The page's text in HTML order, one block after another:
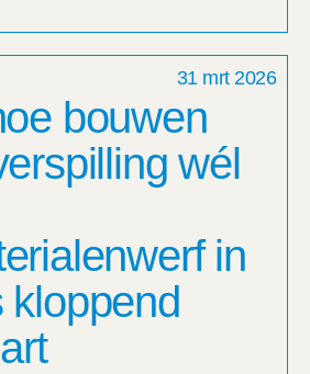
31 mrt 2026
bouwen
wél
in
kloppend